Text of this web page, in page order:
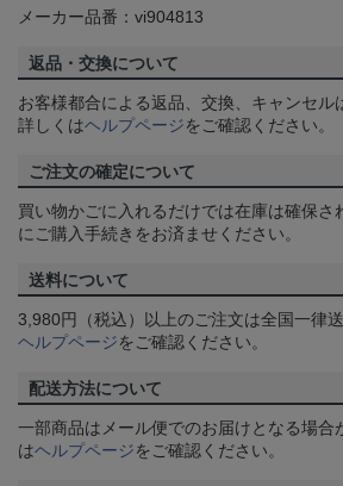
メーカー品番：vi904813
返品・交換について
お客様都合による返品、交換、キャンセル
詳しくはヘルプページをご確認ください。
ご注文の確定について
買い物かごに入れるだけでは在庫は確保さ
にご購入手続きをお済ませください。
送料について
3,980円（税込）以上のご注文は全国一律
ヘルプページをご確認ください。
配送方法について
一部商品はメール便でのお届けとなる場合
はヘルプページをご確認ください。